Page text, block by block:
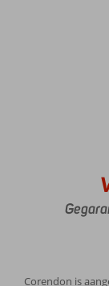
Corendon is